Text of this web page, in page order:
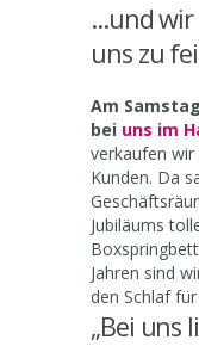
...und
uns zu
Am
bei uns im
verkaufen
Kunden. Da
Jubiläums
Jahren sind
den Schlaf
„Bei uns